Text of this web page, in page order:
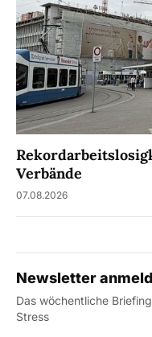
Verbände
07.08.2026
Newsletter
Das wöchentliche
Stress